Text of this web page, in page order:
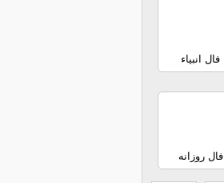
فال انبیاء
فال روزانه